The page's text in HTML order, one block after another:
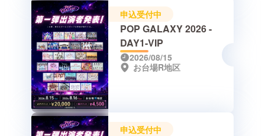
申込受付中
POP GALAXY 2026 -
DAY1-VIP
2026/08/15
お台場R地区
申込受付中